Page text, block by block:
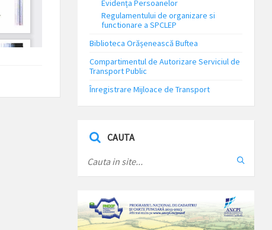
Evidența Persoanelor
Regulamentului de organizare si
functionare a SPCLEP
Biblioteca Orășenească Buftea
Compartimentul de Autorizare Serviciul de
Transport Public
Înregistrare Mijloace de Transport
CAUTA